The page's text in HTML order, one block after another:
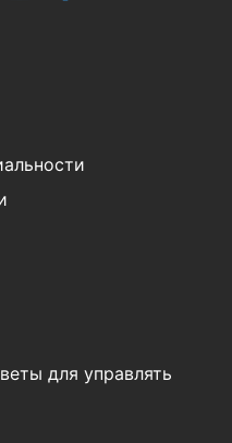
для управлять